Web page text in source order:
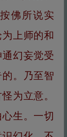
佛所说实
上师的和
幻妄觉受
。乃至智
为立意。
生。一切